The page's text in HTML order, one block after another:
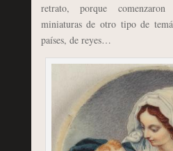
retrato, porque
miniaturas de otro tipo de
países, de reyes…